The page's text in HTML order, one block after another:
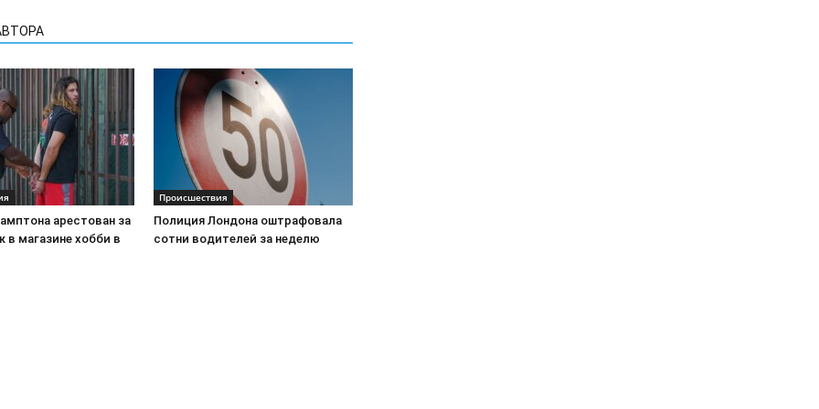
арестован за
в магазине хобби в
Происшествия
Полиция Лондона оштрафовала
сотни водителей за неделю